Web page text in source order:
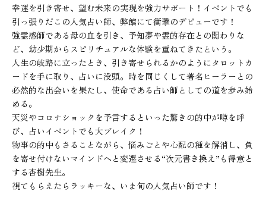
幸運を引き寄せ、望む未来の実現を強力サポート！イベントでも
引っ張りだこの人気占い師、弊館にて衝撃のデビューです！
強霊感師である母の血を引き、予知夢や霊的存在との関わりな
ど、幼少期からスピリチュアルな体験を重ねてきたという。
人生の岐路に立ったとき、引き寄せられるかのようにタロットカ
ードを手に取り、占いに没頭。時を同じくして著名ヒーラーとの
必然的な出会いを果たし、使命である占い師としての道を歩み始
める。
天災やコロナショックを予言するといった驚きの的中が噂を呼
び、占いイベントでも大ブレイク！
物事の的中もさることながら、悩みごとや心配の種を解消し、負
を寄せ付けないマインドへと変遷させる“次元書き換え”も得意と
する杏樹先生。
視てもらえたらラッキーな、いま旬の人気占い師です！